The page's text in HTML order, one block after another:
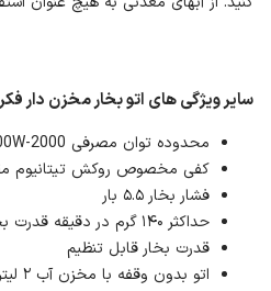
سایر ویژگی های اتو بخار مخزن دار
محدوده توان مصرفی 2000-2400W
کفی مخصوص روکش تیتانیوم
فشار بخار ۵.۵ بار
حداکثر ۱۴۰ گرم در دقیقه قدرت بخار مداوم
قدرت بخار قابل تنظیم
اتو بدون وقفه با مخزن آب ۲ لیتری